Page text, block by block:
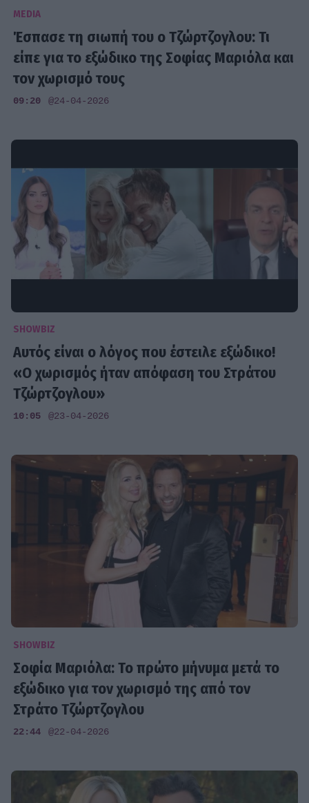
MEDIA
Έσπασε τη σιωπή του ο Τζώρτζογλου: Τι
είπε για το εξώδικο της Σοφίας Μαριόλα και
τον χωρισμό τους
09:20 @24-04-2026
SHOWBIZ
Αυτός είναι ο λόγος που έστειλε εξώδικο!
«Ο χωρισμός ήταν απόφαση του Στράτου
Τζώρτζογλου»
10:05 @23-04-2026
SHOWBIZ
Σοφία Μαριόλα: Το πρώτο μήνυμα μετά το
εξώδικο για τον χωρισμό της από τον
Στράτο Τζώρτζογλου
22:44 @22-04-2026